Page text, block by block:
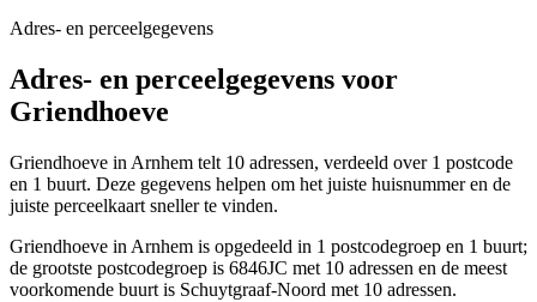
Adres- en perceelgegevens
Adres- en perceelgegevens voor
Griendhoeve
Griendhoeve in Arnhem telt 10 adressen, verdeeld over 1 postcode
en 1 buurt. Deze gegevens helpen om het juiste huisnummer en de
juiste perceelkaart sneller te vinden.
Griendhoeve in Arnhem is opgedeeld in 1 postcodegroep en 1 buurt;
de grootste postcodegroep is 6846JC met 10 adressen en de meest
voorkomende buurt is Schuytgraaf-Noord met 10 adressen.